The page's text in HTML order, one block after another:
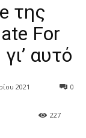
της
For
αυτό
2021 0
227